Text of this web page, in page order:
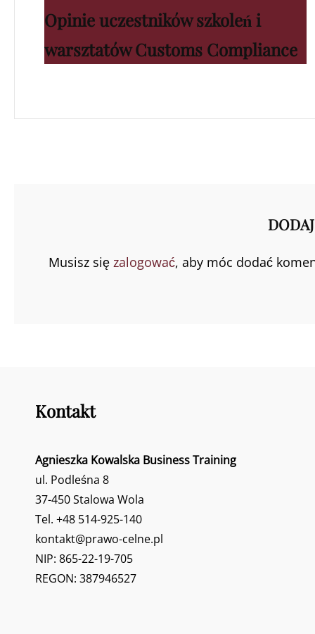
Post
Opinie uczestników szkoleń i
warsztatów Customs Compliance
Musisz się zalogować, aby móc dodać
Kontakt
Agnieszka Kowalska Business Training
ul. Podleśna 8
37-450 Stalowa Wola
Tel. +48 514-925-140
kontakt@prawo-celne.pl
NIP: 865-22-19-705
REGON: 387946527